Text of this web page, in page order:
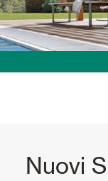
Nuovi